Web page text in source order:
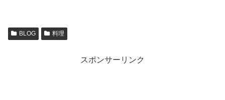
BLOG 料理
スポンサーリンク